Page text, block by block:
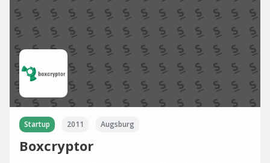
Startup 2011 Augsburg
Boxcryptor